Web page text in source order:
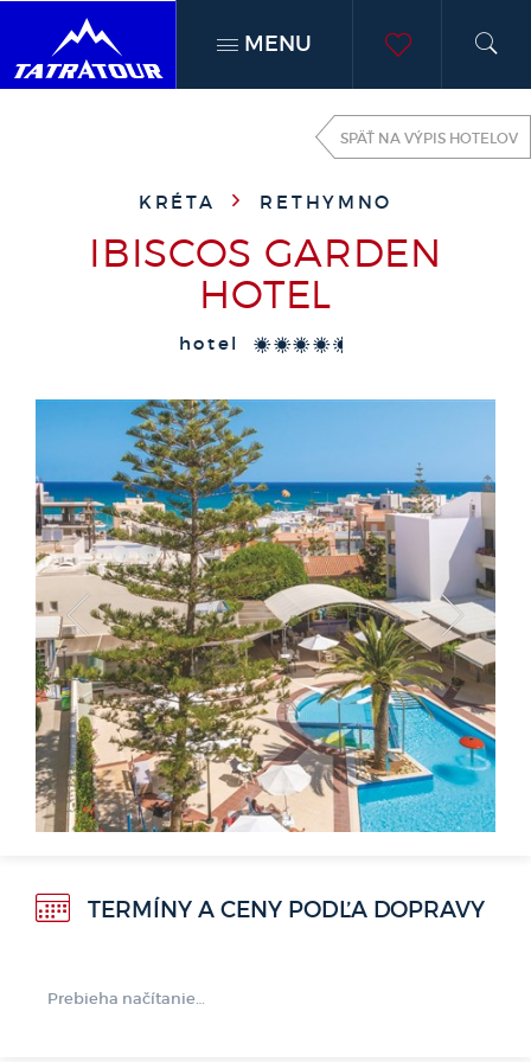
MENU
SPÄŤ NA VÝPIS HOTELOV
KRÉTA RETHYMNO
IBISCOS GARDEN
HOTEL
hotel ****+
< >
TERMÍNY A CENY PODĽA DOPRAVY
Prebieha načítanie…